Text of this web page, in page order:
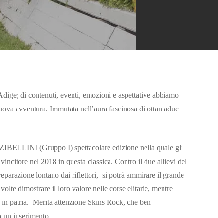
di contenuti, eventi, emozioni e aspettative abbiamo
avventura. Immutata nell’aura fascinosa di ottantadue
(Gruppo I) spettacolare edizione nella quale gli
nel 2018 in questa classica. Contro il due allievi del
lontano dai riflettori, si potrà ammirare il grande
dimostrare il loro valore nelle corse elitarie, mentre
patria. Merita attenzione Skins Rock, che ben
inserimento.